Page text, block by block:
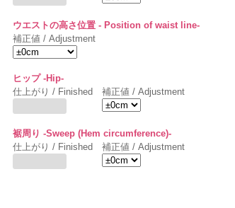
ウエストの高さ位置 - Position of waist line-
補正値 / Adjustment
ヒップ -Hip-
仕上がり / Finished
補正値 / Adjustment
裾周り -Sweep (Hem circumference)-
仕上がり / Finished
補正値 / Adjustment